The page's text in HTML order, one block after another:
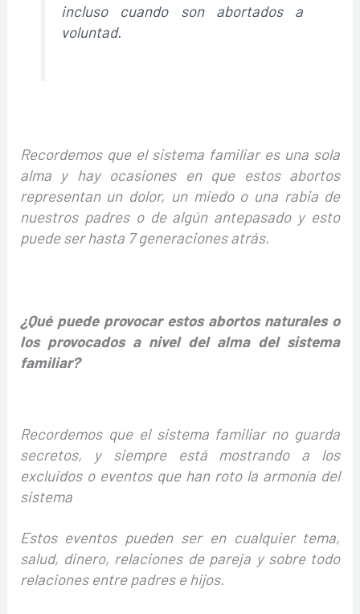
incluso cuando son abortados a
voluntad.
Recordemos que el sistema familiar es una sola
alma y hay ocasiones en que estos abortos
representan un dolor, un miedo o una rabia de
nuestros padres o de algún antepasado y esto
puede ser hasta 7 generaciones atrás.
¿Qué puede provocar estos abortos naturales o
los provocados a nivel del alma del sistema
familiar?
Recordemos que el sistema familiar no guarda
secretos, y siempre está mostrando a los
excluidos o eventos que han roto la armonía del
sistema
Estos eventos pueden ser en cualquier tema,
salud, dinero, relaciones de pareja y sobre todo
relaciones entre padres e hijos.